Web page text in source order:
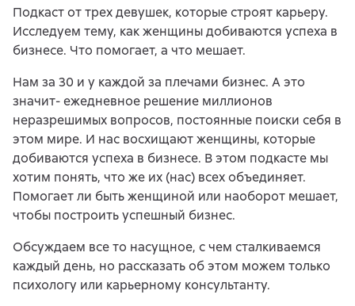
Подкаст от трех девушек, которые строят карьеру.
Исследуем тему, как женщины добиваются успеха в
бизнесе. Что помогает, а что мешает.
Нам за 30 и у каждой за плечами бизнес. А это
значит- ежедневное решение миллионов
неразрешимых вопросов, постоянные поиски себя в
этом мире. И нас восхищают женщины, которые
добиваются успеха в бизнесе. В этом подкасте мы
хотим понять, что же их (нас) всех объединяет.
Помогает ли быть женщиной или наоборот мешает,
чтобы построить успешный бизнес.
Обсуждаем все то насущное, с чем сталкиваемся
каждый день, но рассказать об этом можем только
психологу или карьерному консультанту.